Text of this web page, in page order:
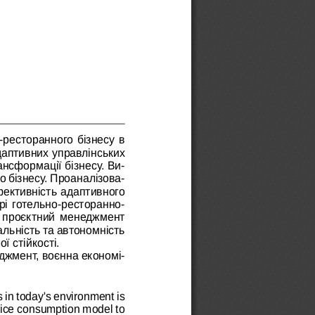
бізнесу в
управлінських
бізнесу. Ви-
бізнесу. Проаналізова-
адаптивного
готельно-ресторанно-
менеджмент
та автономність
воєнна економі-
in today's environment is
consumption model to